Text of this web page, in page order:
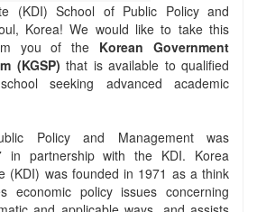
(KDI) School of Public Policy and
Korea! We would like to take this
you of the Korean Government
(KGSP) that is available to qualified
seeking advanced academic
Policy and Management was
in partnership with the KDI. Korea
(KDI) was founded in 1971 as a think
economic policy issues concerning